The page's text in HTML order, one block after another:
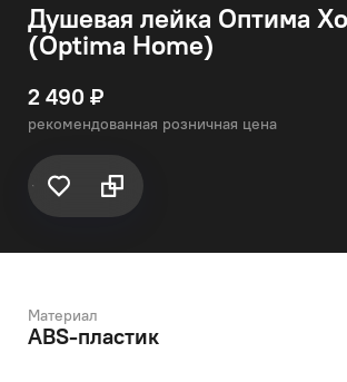
Душевая лейка Оптима
(Optima Home)
2 490 ₽
рекомендованная розничная цена
Материал
ABS-пластик